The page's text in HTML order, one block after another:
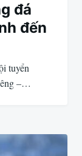
đá
đến
tuyển
–…